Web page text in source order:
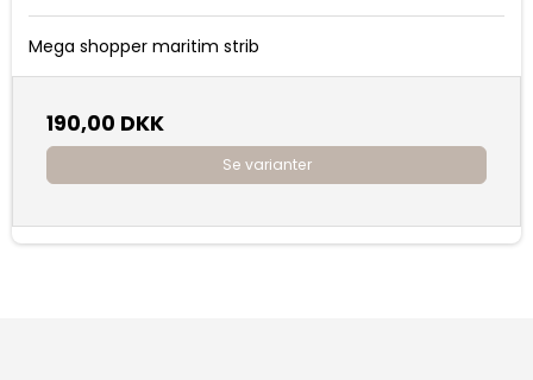
Mega shopper maritim strib
190,00 DKK
Se varianter